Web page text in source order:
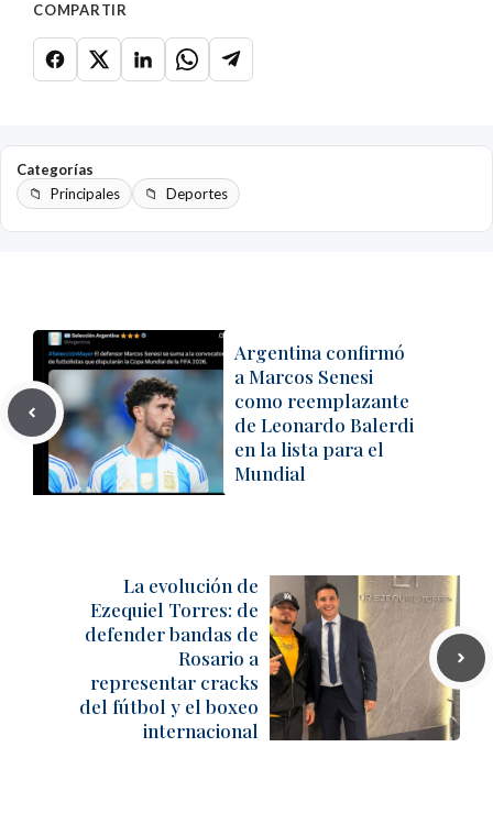
COMPARTIR
Categorías
Principales
Deportes
Argentina confirmó
a Marcos Senesi
como reemplazante
de Leonardo Balerdi
en la lista para el
Mundial
La evolución de
Ezequiel Torres: de
defender bandas de
Rosario a
representar cracks
del fútbol y el boxeo
internacional